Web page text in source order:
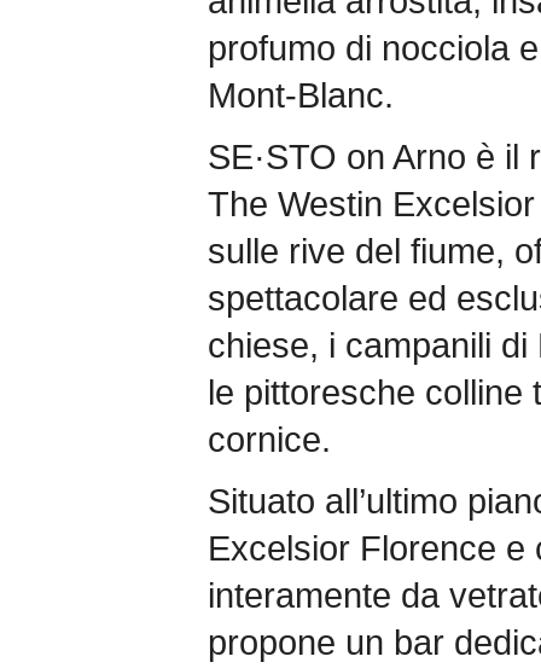
profumo di nocciola
Mont-Blanc.
SE·STO on Arno è il
The Westin
sulle rive del fiume,
spettacolare ed
chiese, i campanili
le pittoresche colline
cornice.
Situato all’ultimo
Excelsior Florence e
interamente da
propone un bar